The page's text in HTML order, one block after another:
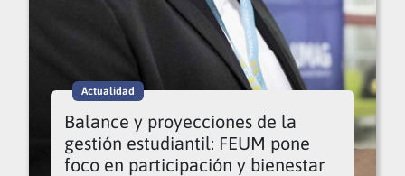
Actualidad
Balance y proyecciones de la
gestión estudiantil: FEUM pone
foco en participación y bienestar